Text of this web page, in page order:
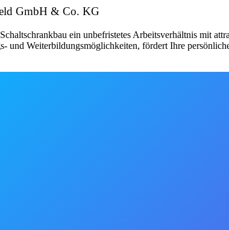
GmbH & Co. KG
ein unbefristetes Arbeitsverhältnis mit
und Weiterbildungsmöglichkeiten, fördert Ihre